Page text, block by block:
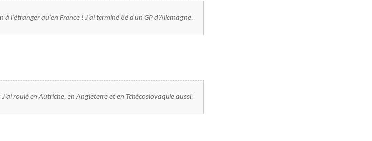
l’étranger qu’en France ! J’ai terminé 8è d’un GP d’Allemagne.
J’ai roulé en Autriche, en Angleterre et en Tchécoslovaquie aussi.